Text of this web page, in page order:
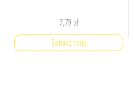
7,79 zł
Zobacz cenę